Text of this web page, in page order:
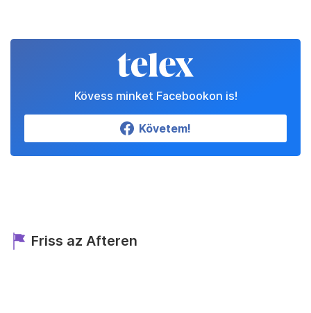
Kövess minket Facebookon is!
Követem!
Friss az Afteren